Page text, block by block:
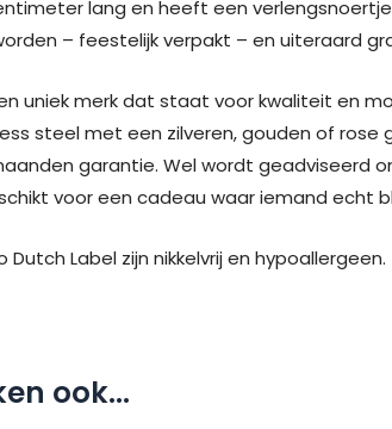
lang en heeft een
– feestelijk verpakt – en uiteraard
uniek merk dat staat voor kwaliteit en
steel met een zilveren, gouden of rose
garantie. Wel wordt geadviseerd
voor een cadeau waar iemand echt
Dutch Label zijn nikkelvrij en hypoallergeen.
ook...